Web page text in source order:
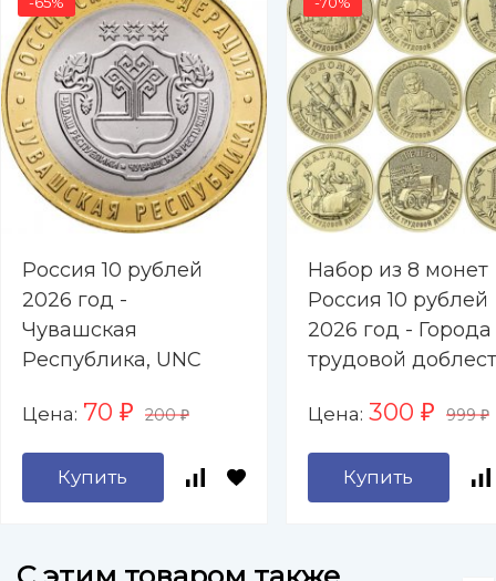
Россия 10 рублей
2026 год -
Чувашская
Республика, UNC
Цена: 70 ₽ 200₽
Купить
Набор из 8 монет
Россия 10 рублей
2026 год - Города
трудовой
Уральский, Киров,
Коломна,
Комсомольск-на-
Амуре,
Цена: 300 ₽ 999₽
Купить